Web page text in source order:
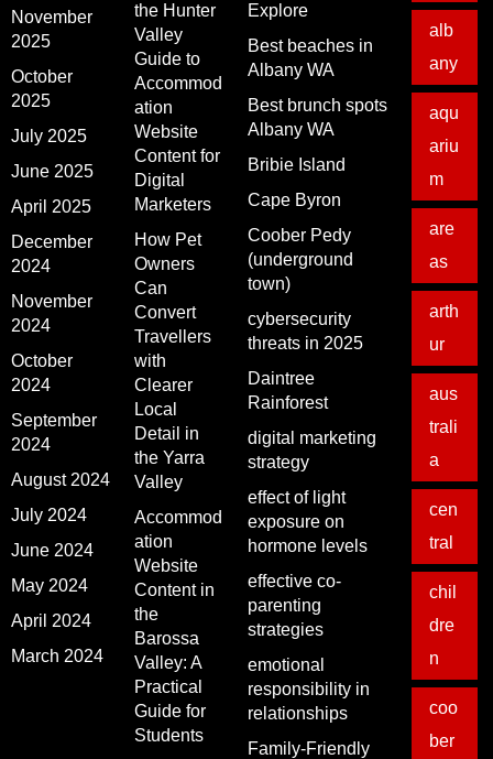
November
2025
October
2025
July 2025
June 2025
April 2025
December
2024
November
2024
October
2024
September
2024
August 2024
July 2024
June 2024
May 2024
April 2024
March 2024
the Hunter
Valley
Guide to
Accommod
ation
Website
Content for
Digital
Marketers
How Pet
Owners
Can
Convert
Travellers
with
Clearer
Local
Detail in
the Yarra
Valley
Accommod
ation
Website
Content in
the
Barossa
Valley: A
Practical
Guide for
Students
Explore
Best beaches in
Albany WA
Best brunch spots
Albany WA
Bribie Island
Cape Byron
Coober Pedy
(underground
town)
cybersecurity
threats in 2025
Daintree
Rainforest
digital marketing
strategy
effect of light
exposure on
hormone levels
effective co-
parenting
strategies
emotional
responsibility in
relationships
Family-Friendly
alb
any
aqu
ariu
m
are
as
arth
ur
aus
trali
a
cen
tral
chil
dre
n
coo
ber